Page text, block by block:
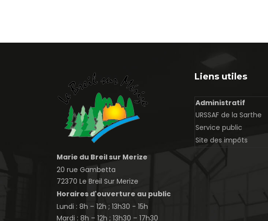
Marie du Breil sur Merize
20 rue Gambetta
72370 Le Breil Sur Merize
Horaires d'ouverture au public
Lundi : 8h – 12h ; 13h30 - 15h
Mardi : 8h – 12h ; 13h30 – 17h30
Liens utiles
Administratif
URSSAF de la Sarthe
Service public
Site des impôts